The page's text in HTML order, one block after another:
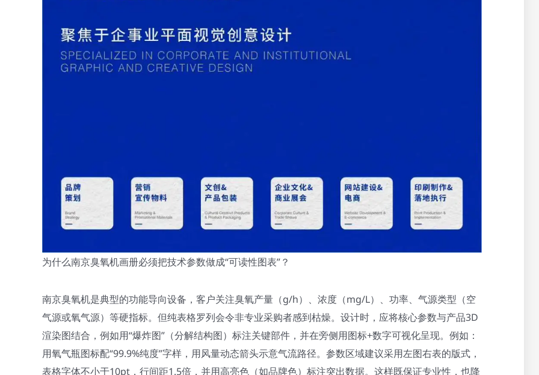
为什么南京臭氧机画册必须把技术参数做成“可读性图表”？
南京臭氧机是典型的功能导向设备，客户关注臭氧产量（g/h）、浓度（mg/L）、功率、气源类型（空
气源或氧气源）等硬指标。但纯表格罗列会令非专业采购者感到枯燥。设计时，应将核心参数与产品3D
渲染图结合，例如用“爆炸图”（分解结构图）标注关键部件，并在旁侧用图标+数字可视化呈现。例如：
用氧气瓶图标配“99.9%纯度”字样，用风量动态箭头示意气流路径。参数区域建议采用左图右表的版式，
表格字体不小于10pt，行间距1.5倍，并用高亮色（如品牌色）标注突出数据。这样既保证专业性，也降